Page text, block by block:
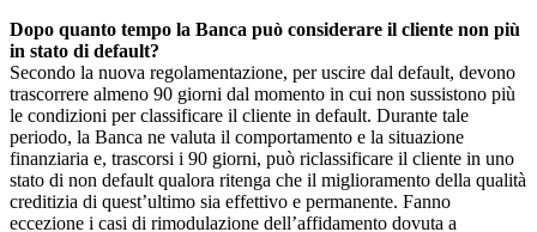
Dopo quanto tempo la Banca può considerare il cliente non più
in stato di default?
Secondo la nuova regolamentazione, per uscire dal default, devono
trascorrere almeno 90 giorni dal momento in cui non sussistono più
le condizioni per classificare il cliente in default. Durante tale
periodo, la Banca ne valuta il comportamento e la situazione
finanziaria e, trascorsi i 90 giorni, può riclassificare il cliente in uno
stato di non default qualora ritenga che il miglioramento della qualità
creditizia di quest’ultimo sia effettivo e permanente. Fanno
eccezione i casi di rimodulazione dell’affidamento dovuta a